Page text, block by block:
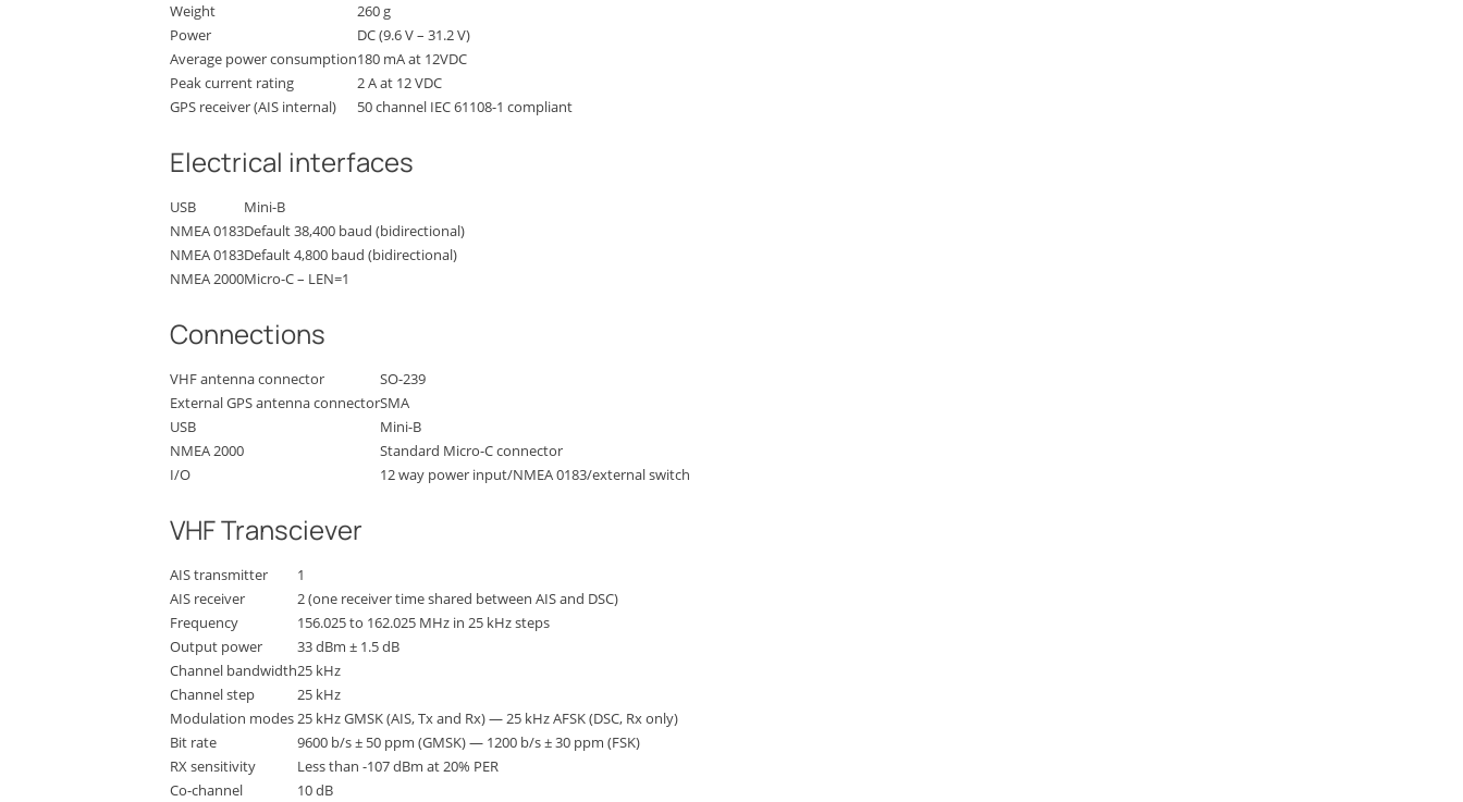
Weight
260 g
Power
DC (9.6 V – 31.2 V)
Average power consumption180 mA at 12VDC
Peak current rating
2 A at 12 VDC
GPS receiver (AIS internal)
50 channel IEC 61108-1 compliant
Electrical interfaces
USB
Mini-B
NMEA 0183Default 38,400 baud (bidirectional)
NMEA 0183Default 4,800 baud (bidirectional)
NMEA 2000Micro-C – LEN=1
Connections
VHF antenna connector
SO-239
External GPS antenna connectorSMA
USB
Mini-B
NMEA 2000
Standard Micro-C connector
I/O
12 way power input/NMEA 0183/external switch
VHF Transciever
AIS transmitter
1
AIS receiver
2 (one receiver time shared between AIS and DSC)
Frequency
156.025 to 162.025 MHz in 25 kHz steps
Output power
33 dBm ± 1.5 dB
Channel bandwidth25 kHz
Channel step
25 kHz
Modulation modes25 kHz GMSK (AIS, Tx and Rx) — 25 kHz AFSK (DSC, Rx only)
Bit rate
9600 b/s ± 50 ppm (GMSK) — 1200 b/s ± 30 ppm (FSK)
RX sensitivity
Less than -107 dBm at 20% PER
Co-channel
10 dB